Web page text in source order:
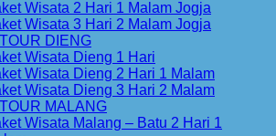
Wisata 2 Hari 1 Malam Jogja
Wisata 3 Hari 2 Malam Jogja
DIENG
Wisata Dieng 1 Hari
Wisata Dieng 2 Hari 1 Malam
Wisata Dieng 3 Hari 2 Malam
MALANG
Wisata Malang – Batu 2 Hari 1